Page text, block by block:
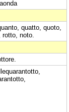
quatto, quoto,
noto.